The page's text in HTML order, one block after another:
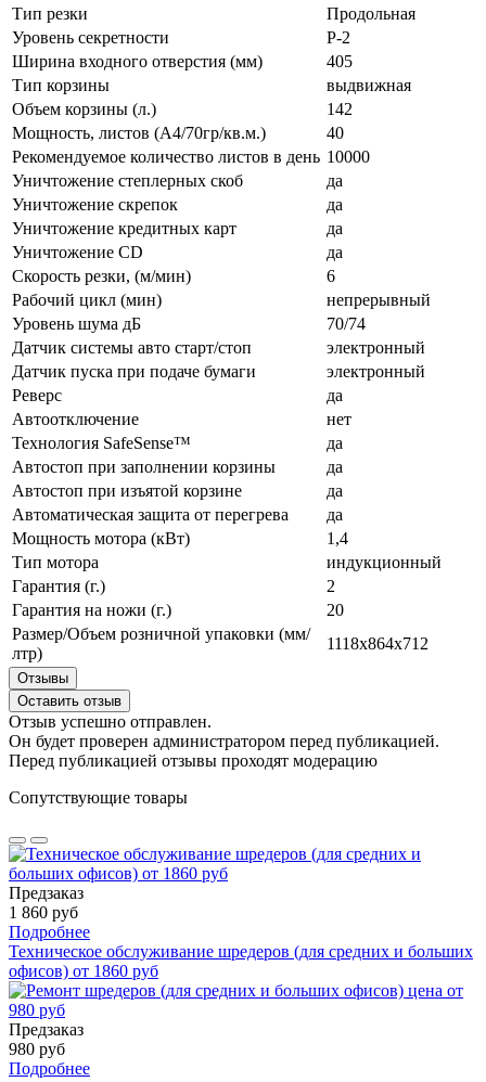
Тип резки
Продольная
Уровень секретности
P-2
Ширина входного отверстия (мм)
405
Тип корзины
выдвижная
Объем корзины (л.)
142
Мощность, листов (А4/70гр/кв.м.)
40
Рекомендуемое количество листов в день 10000
Уничтожение степлерных скоб
да
Уничтожение скрепок
да
Уничтожение кредитных карт
да
Уничтожение CD
да
Скорость резки, (м/мин)
6
Рабочий цикл (мин)
непрерывный
Уровень шума дБ
70/74
Датчик системы авто старт/стоп
электронный
Датчик пуска при подаче бумаги
электронный
Реверс
да
Автоотключение
нет
Технология SafeSense™
да
Автостоп при заполнении корзины
да
Автостоп при изъятой корзине
да
Автоматическая защита от перегрева
да
Мощность мотора (кВт)
1,4
Тип мотора
индукционный
Гарантия (г.)
2
Гарантия на ножи (г.)
20
Размер/Объем розничной упаковки (мм/
лтр)
1118x864x712
Отзывы
Оставить отзыв
Отзыв успешно отправлен.
Он будет проверен администратором перед публикацией.
Перед публикацией отзывы проходят модерацию
Сопутствующие товары
Предзаказ
1 860 руб
Подробнее
Техническое обслуживание шредеров (для средних и больших
офисов) от 1860 руб
Предзаказ
980 руб
Подробнее